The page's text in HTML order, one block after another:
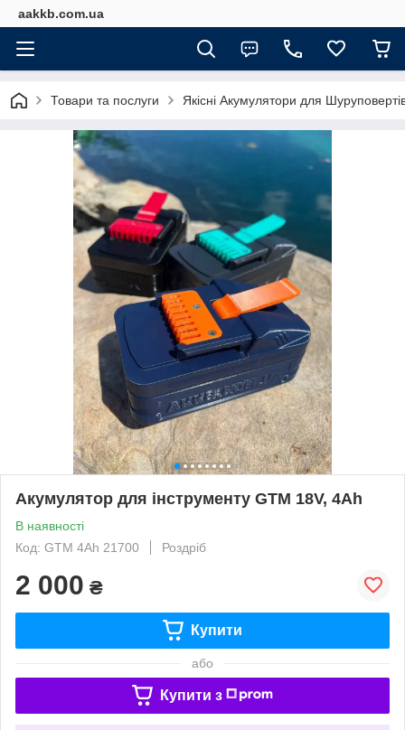
aakkb.com.ua
Товари та послуги Якісні Акумулятори для
Акумулятор для інструменту GTM 18V, 4Ah
В наявності
Код: GTM 4Ah 21700
Роздріб
2 000 ₴
Купити
або
Купити з